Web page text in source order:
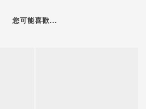
您可能喜歡...